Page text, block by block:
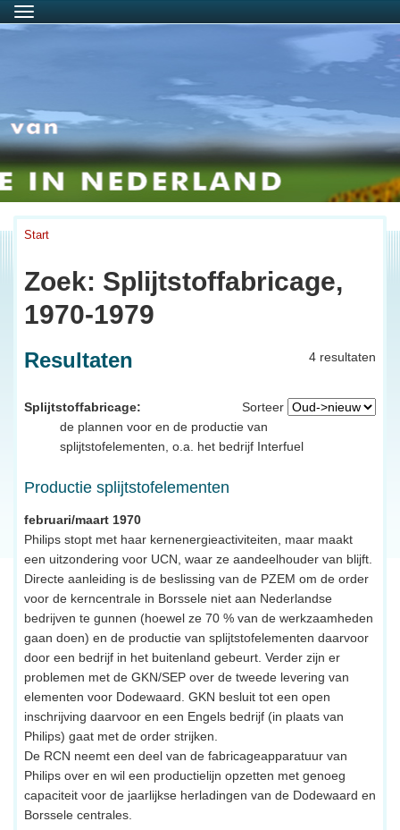
Menu
Start
Zoek: Splijtstoffabricage,
1970-1979
4 resultaten
Resultaten
Sorteer
Splijtstoffabricage:
de plannen voor en de productie van
splijtstofelementen, o.a. het bedrijf Interfuel
Productie splijtstofelementen
februari/maart 1970
Philips stopt met haar kernenergieactiviteiten, maar maakt
een uitzondering voor UCN, waar ze aandeelhouder van blijft.
Directe aanleiding is de beslissing van de PZEM om de order
voor de kerncentrale in Borssele niet aan Nederlandse
bedrijven te gunnen (hoewel ze 70 % van de werkzaamheden
gaan doen) en de productie van splijtstofelementen daarvoor
door een bedrijf in het buitenland gebeurt. Verder zijn er
problemen met de GKN/SEP over de tweede levering van
elementen voor Dodewaard. GKN besluit tot een open
inschrijving daarvoor en een Engels bedrijf (in plaats van
Philips) gaat met de order strijken.
De RCN neemt een deel van de fabricageapparatuur van
Philips over en wil een productielijn opzetten met genoeg
capaciteit voor de jaarlijkse herladingen van de Dodewaard en
Borssele centrales.